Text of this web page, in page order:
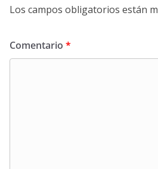
Los campos obligatorios están
Comentario *